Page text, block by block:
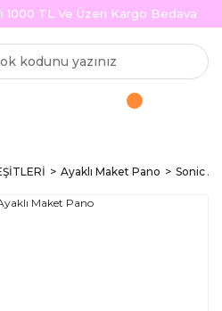
1000 TL Ve Üzeri Kargo Bedava
Ayaklı Maket Pano Sonic